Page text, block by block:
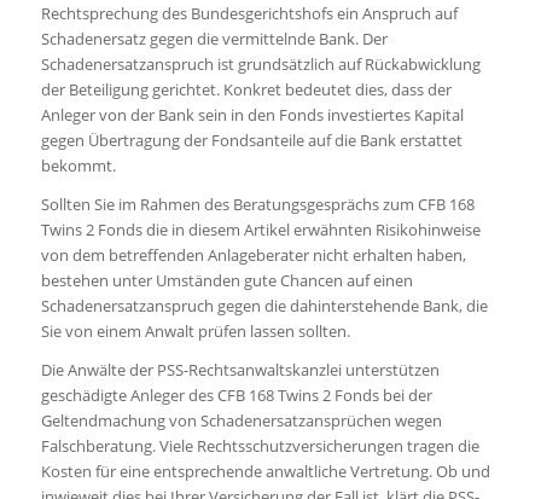
Rechtsprechung des Bundesgerichtshofs ein Anspruch auf
Schadenersatz gegen die vermittelnde Bank. Der
Schadenersatzanspruch ist grundsätzlich auf Rückabwicklung
der Beteiligung gerichtet. Konkret bedeutet dies, dass der
Anleger von der Bank sein in den Fonds investiertes Kapital
gegen Übertragung der Fondsanteile auf die Bank erstattet
bekommt.
Sollten Sie im Rahmen des Beratungsgesprächs zum CFB 168
Twins 2 Fonds die in diesem Artikel erwähnten Risikohinweise
von dem betreffenden Anlageberater nicht erhalten haben,
bestehen unter Umständen gute Chancen auf einen
Schadenersatzanspruch gegen die dahinterstehende Bank, die
Sie von einem Anwalt prüfen lassen sollten.
Die Anwälte der PSS-Rechtsanwaltskanzlei unterstützen
geschädigte Anleger des CFB 168 Twins 2 Fonds bei der
Geltendmachung von Schadenersatzansprüchen wegen
Falschberatung. Viele Rechtsschutzversicherungen tragen die
Kosten für eine entsprechende anwaltliche Vertretung. Ob und